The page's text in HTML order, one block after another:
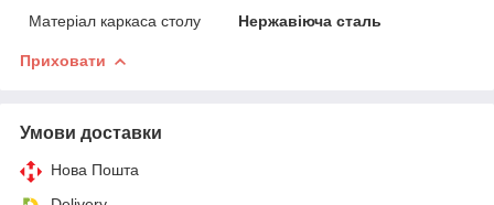
Матеріал каркаса столу
Нержавіюча сталь
Приховати
Умови доставки
Нова Пошта